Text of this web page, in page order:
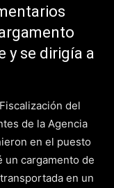
y se dirigía a
del
de la Agencia
en el puesto
un cargamento de
en un